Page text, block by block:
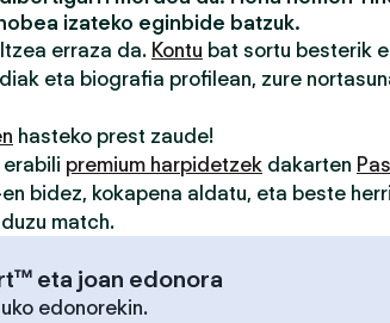
izateko eginbide batzuk.
erraza da. Kontu bat sortu besterik
eta biografia profilean, zure
hasteko prest zaude!
erabili premium harpidetzek dakarten
bidez, kokapena aldatu, eta beste
match.
eta joan edonora
edonorekin.